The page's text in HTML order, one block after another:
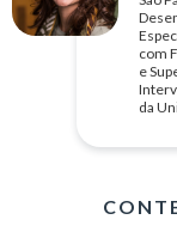
com
e
da